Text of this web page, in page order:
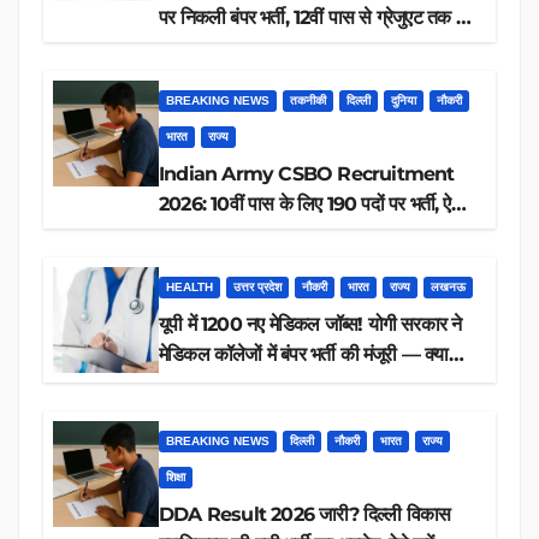
पर निकली बंपर भर्ती, 12वीं पास से ग्रेजुएट तक करें
BREAKING NEWS तकनीकी दिल्ली दुनिया नौकरी
भारत राज्य
Indian Army CSBO Recruitment
2026: 10वीं पास के लिए 190 पदों पर भर्ती, ऐसे
HEALTH उत्तर प्रदेश नौकरी भारत राज्य लखनऊ
यूपी में 1200 नए मेडिकल जॉब्स! योगी सरकार ने
मेडिकल कॉलेजों में बंपर भर्ती की मंजूरी — क्या
BREAKING NEWS दिल्ली नौकरी भारत राज्य
शिक्षा
DDA Result 2026 जारी? दिल्ली विकास